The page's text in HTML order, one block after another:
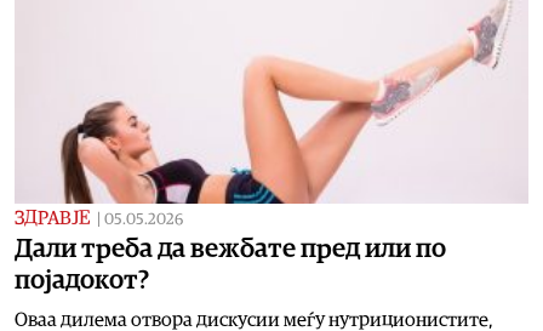
ЗДРАВЈЕ 05.05.2026
Дали треба да вежбате пред или по
појадокот?
Оваа дилема отвора дискусии меѓу нутриционистите,